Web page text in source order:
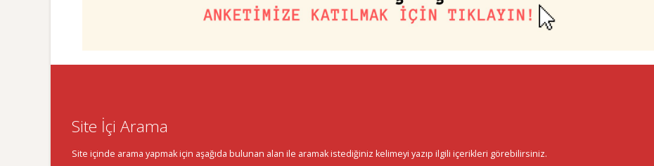
Site İçi Arama
Site içinde arama yapmak için aşağıda bulunan alan ile aramak istediğiniz kelimeyi yazıp ilgili içerikleri görebilirsiniz.